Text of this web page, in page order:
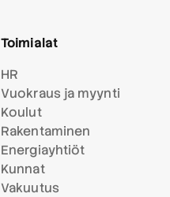
Toimialat
HR
Vuokraus ja myynti
Koulut
Rakentaminen
Energiayhtiöt
Kunnat
Vakuutus